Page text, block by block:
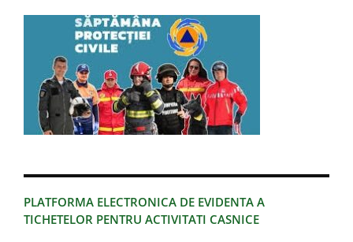
PLATFORMA ELECTRONICA DE EVIDENTA A
TICHETELOR PENTRU ACTIVITATI CASNICE